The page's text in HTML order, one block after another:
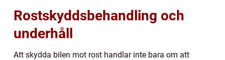
Rostskyddsbehandling och
underhåll
Att skydda bilen mot rost handlar inte bara om att